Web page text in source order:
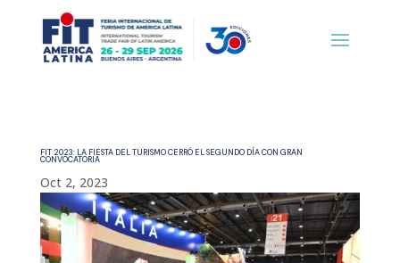
FIT 2023: LA FIESTA DEL TURISMO CERRÓ EL SEGUNDO DÍA CON GRAN
CONVOCATORIA
Oct 2, 2023